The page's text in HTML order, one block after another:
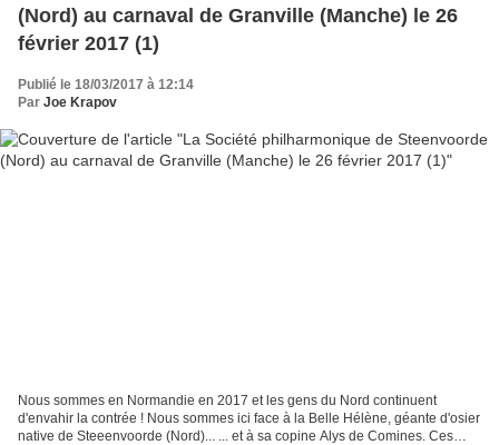
(Nord) au carnaval de Granville (Manche) le 26
février 2017 (1)
Publié le 18/03/2017 à 12:14
Par Joe Krapov
Nous sommes en Normandie en 2017 et les gens du Nord continuent
d'envahir la contrée ! Nous sommes ici face à la Belle Hélène, géante d'osier
native de Steeenvoorde (Nord)... ... et à sa copine Alys de Comines. Ces